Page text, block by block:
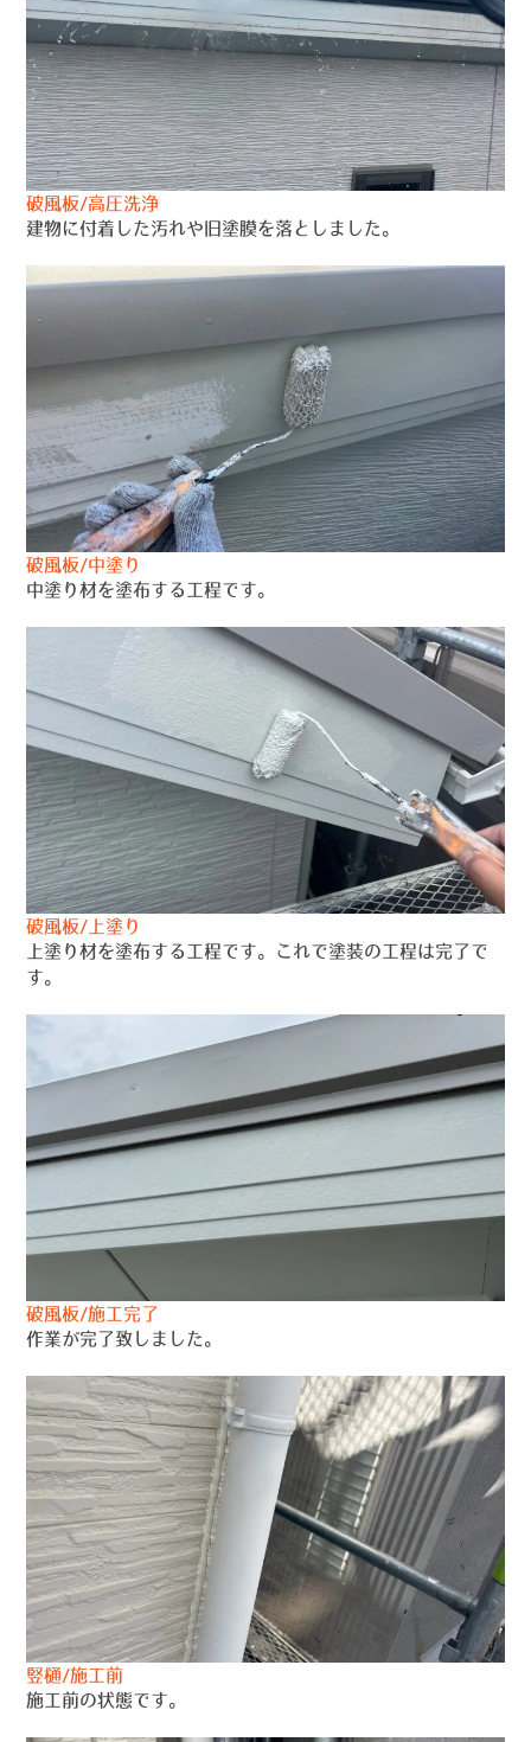
破風板/高圧洗浄
建物に付着した汚れや旧塗膜を落としました。
破風板/中塗り
中塗り材を塗布する工程です。
破風板/上塗り
上塗り材を塗布する工程です。これで塗装の工程は完了で
す。
破風板/施工完了
作業が完了致しました。
竪樋/施工前
施工前の状態です。